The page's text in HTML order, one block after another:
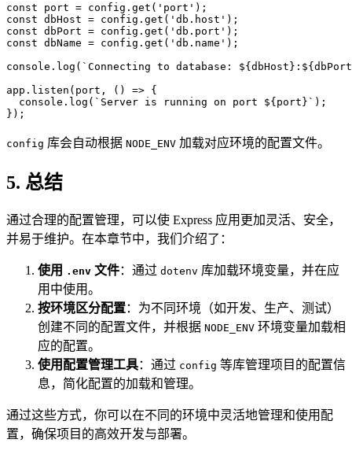
const port = config. get ( 'port' );
const dbHost = config. get ( 'db.host' );
const dbPort = config. get ( 'db.port' );
const dbName = config. get ( 'db.name' );
console. log ( `Connecting to database: ${dbHost}:${dbPort
app. listen (port, () => {
  console.
log ( `Server is running on port ${port}` );
});
config 库会自动根据 NODE_ENV 加载对应环境的配置文件。
5. 总结
通过合理的配置管理，可以使 Express 应用更加灵活、安全，
并易于维护。在本章节中，我们介绍了：
使用 .env 文件：通过 dotenv 库加载环境变量，并在应
用中使用。
按环境区分配置：为不同环境（如开发、生产、测试）
创建不同的配置文件，并根据 NODE_ENV 环境变量加载相
应的配置。
使用配置管理工具：通过 config 等库管理项目的配置信
息，简化配置的加载和管理。
通过这些方式，你可以在不同的环境中灵活地管理和使用配
置，确保项目的高效开发与部署。